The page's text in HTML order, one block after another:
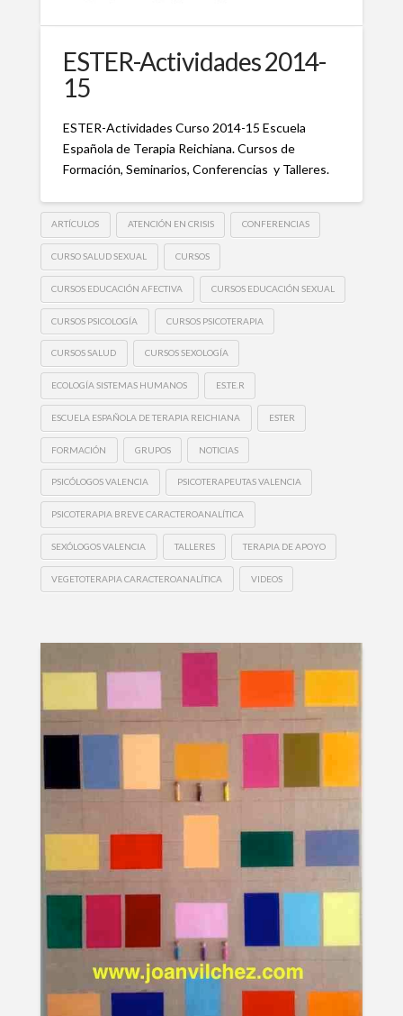
ESTER-Actividades 2014-
15
ESTER-Actividades Curso 2014-15 Escuela
Española de Terapia Reichiana. Cursos de
Formación, Seminarios, Conferencias y Talleres.
ARTÍCULOS ATENCIÓN EN CRISIS CONFERENCIAS
CURSO SALUD SEXUAL CURSOS
CURSOS EDUCACIÓN AFECTIVA CURSOS EDUCACIÓN SEXUAL
CURSOS PSICOLOGÍA CURSOS PSICOTERAPIA
CURSOS SALUD CURSOS SEXOLOGÍA
ECOLOGÍA SISTEMAS HUMANOS ES.TE.R
ESCUELA ESPAÑOLA DE TERAPIA REICHIANA ESTER
FORMACIÓN GRUPOS NOTICIAS
PSICÓLOGOS VALENCIA PSICOTERAPEUTAS VALENCIA
PSICOTERAPIA BREVE CARACTEROANALÍTICA
SEXÓLOGOS VALENCIA TALLERES TERAPIA DE APOYO
VEGETOTERAPIA CARACTEROANALÍTICA VIDEOS